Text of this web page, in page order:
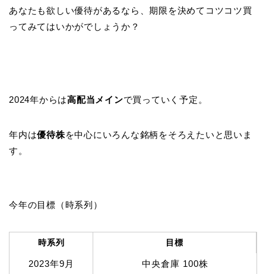
あなたも欲しい優待があるなら、期限を決めてコツコツ買
ってみてはいかがでしょうか？
2024年からは高配当メインで買っていく予定。
年内は優待株を中心にいろんな銘柄をそろえたいと思いま
す。
今年の目標（時系列）
時系列 目標
2023年9月 中央倉庫 100株